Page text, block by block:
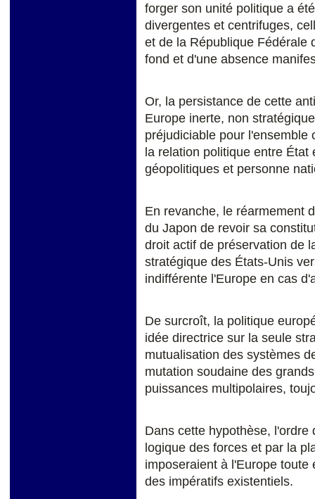
forger son unité politique a
divergentes et centrifuges,
et de la République Fédérale
fond et d'une absence
Or, la persistance de cette
Europe inerte, non
préjudiciable pour l'ensemble
la relation politique entre
géopolitiques et personne
En revanche, le réarmement
du Japon de revoir sa
droit actif de préservation de
stratégique des États-Unis
indifférente l'Europe en cas
De surcroît, la politique
idée directrice sur la seule
mutualisation des systèmes
mutation soudaine des
puissances multipolaires,
Dans cette hypothèse,
logique des forces et par la
imposeraient à l'Europe
des impératifs existentiels.